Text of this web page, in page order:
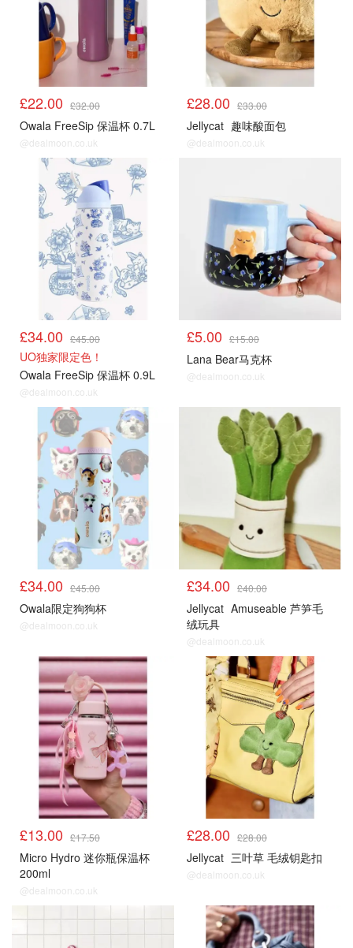
£22.00 £32.00
Owala FreeSip 保温杯 0.7L
@dealmoon.co.uk
£28.00 £33.00
Jellycat 趣味酸面包
@dealmoon.co.uk
£34.00 £45.00
UO独家限定色！
Owala FreeSip 保温杯 0.9L
@dealmoon.co.uk
£5.00 £15.00
Lana Bear马克杯
@dealmoon.co.uk
£34.00 £45.00
Owala限定狗狗杯
@dealmoon.co.uk
£34.00 £40.00
Jellycat Amuseable 芦笋毛
绒玩具
@dealmoon.co.uk
£13.00 £17.50
Micro Hydro 迷你瓶保温杯
200ml
@dealmoon.co.uk
£28.00 £28.00
Jellycat 三叶草 毛绒钥匙扣
@dealmoon.co.uk